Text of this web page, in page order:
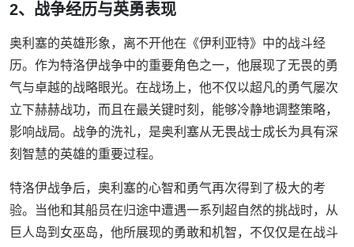
2、战争经历与英勇表现
奥利塞的英雄形象，离不开他在《伊利亚特》中的战斗经
历。作为特洛伊战争中的重要角色之一，他展现了无畏的勇
气与卓越的战略眼光。在战场上，他不仅以超凡的勇气屡次
立下赫赫战功，而且在最关键时刻，能够冷静地调整策略，
影响战局。战争的洗礼，是奥利塞从无畏战士成长为具有深
刻智慧的英雄的重要过程。
特洛伊战争后，奥利塞的心智和勇气再次得到了极大的考
验。当他和其船员在归途中遭遇一系列超自然的挑战时，从
巨人岛到女巫岛，他所展现的勇敢和机智，不仅仅是在战斗